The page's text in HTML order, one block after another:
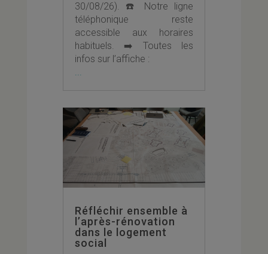
30/08/26). ☎️ Notre ligne
téléphonique reste
accessible aux horaires
habituels. ➡️ Toutes les
infos sur l’affiche :
...
Réfléchir ensemble à
l’après-rénovation
dans le logement
social